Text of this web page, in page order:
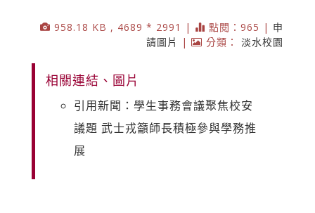
958.18 KB , 4689 * 2991 | 點閱：965 | 申
請圖片
| 分類： 淡水校園
相關連結、圖片
引用新聞：學生事務會議聚焦校安
議題 武士戎籲師長積極參與學務推
展